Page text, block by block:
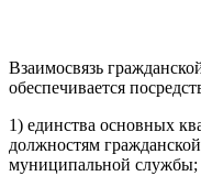
Взаимосвязь
обеспечивается
1) единства основных
должностям
муниципальной службы;